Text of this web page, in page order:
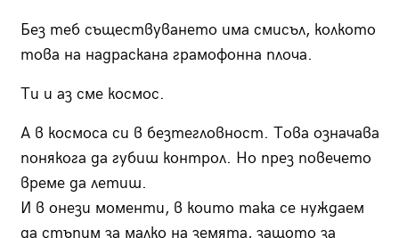
Без теб съществуването има смисъл, колкото
това на надраскана грамофонна плоча.
Ти и аз сме космос.
А в космоса си в безтегловност. Това означава
понякога да губиш контрол. Но през повечето
време да летиш.
И в онези моменти, в които така се нуждаем
да стъпим за малко на земята, защото за